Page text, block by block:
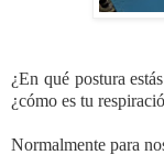
¿En qué postura
¿cómo es tu
Normalmente para